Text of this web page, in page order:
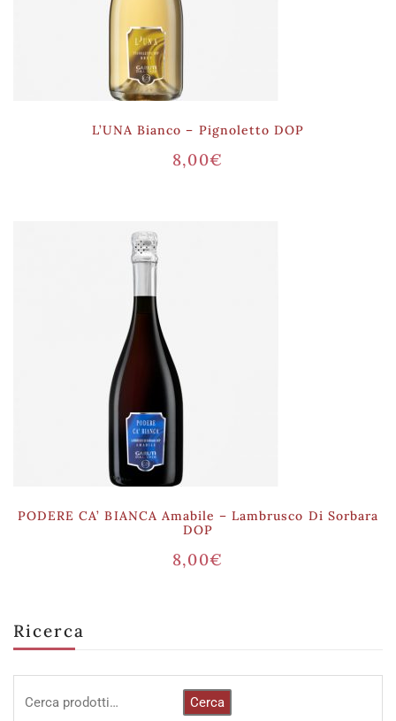
Ricerca
Cerca
L’UNA Bianco – Pignoletto DOP
8,00€
PODERE CA’ BIANCA Amabile – Lambrusco Di Sorbara
DOP
8,00€